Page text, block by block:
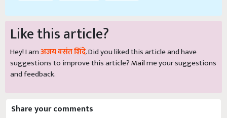
Like this article?
Hey! I amअजय वसंत शिंदे. Did you liked this article and have
suggestions to improve this article?Mailme your suggestions
and feedback.
Share your comments